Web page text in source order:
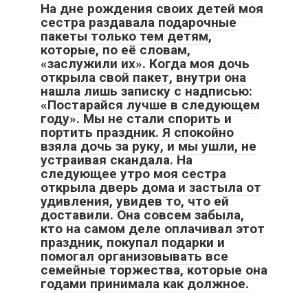
На дне рождения своих детей моя
сестра раздавала подарочные
пакеты только тем детям,
которые, по её словам,
«заслужили их». Когда моя дочь
открыла свой пакет, внутри она
нашла лишь записку с надписью:
«Постарайся лучше в следующем
году». Мы не стали спорить и
портить праздник. Я спокойно
взяла дочь за руку, и мы ушли, не
устраивая скандала. На
следующее утро моя сестра
открыла дверь дома и застыла от
удивления, увидев то, что ей
доставили. Она совсем забыла,
кто на самом деле оплачивал этот
праздник, покупал подарки и
помогал организовывать все
семейные торжества, которые она
годами принимала как должное.